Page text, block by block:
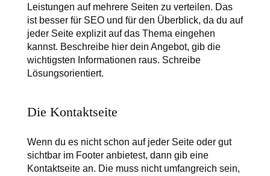
Leistungen auf mehrere Seiten zu verteilen. Das
ist besser für SEO und für den Überblick, da du auf
jeder Seite explizit auf das Thema eingehen
kannst. Beschreibe hier dein Angebot, gib die
wichtigsten Informationen raus. Schreibe
Lösungsorientiert.
Die Kontaktseite
Wenn du es nicht schon auf jeder Seite oder gut
sichtbar im Footer anbietest, dann gib eine
Kontaktseite an. Die muss nicht umfangreich sein,